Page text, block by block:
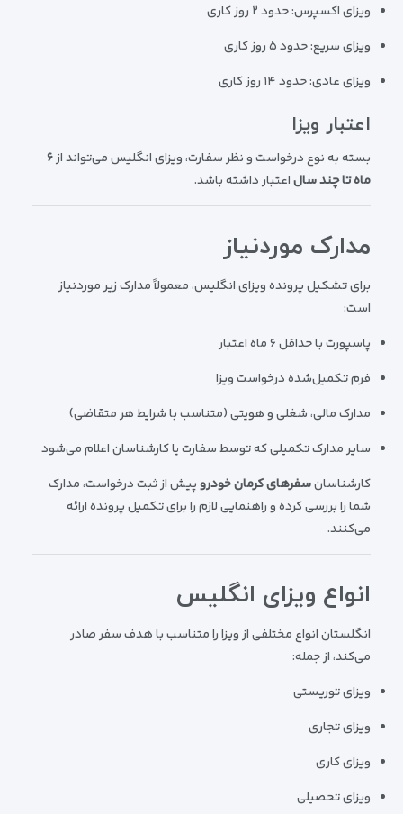
ویزای اکسپرس: حدود ۲ روز کاری
ویزای سریع: حدود ۵ روز کاری
ویزای عادی: حدود ۱۴ روز کاری
اعتبار ویزا
بسته به نوع درخواست و نظر سفارت، ویزای انگلیس می‌تواند از۶
ماه تا چند سالاعتبار داشته باشد.
مدارک موردنیاز
برای تشکیل پرونده ویزای انگلیس، معمولاً مدارک زیر موردنیاز
است:
پاسپورت با حداقل ۶ ماه اعتبار
فرم تکمیل‌شده درخواست ویزا
مدارک مالی، شغلی و هویتی (متناسب با شرایط هر متقاضی)
سایر مدارک تکمیلی که توسط سفارت یا کارشناسان اعلام می‌شود
کارشناسانسفرهای کرمان خودروپیش از ثبت درخواست، مدارک
شما را بررسی کرده و راهنمایی لازم را برای تکمیل پرونده ارائه
می‌کنند.
انواع ویزای انگلیس
انگلستان انواع مختلفی از ویزا را متناسب با هدف سفر صادر
می‌کند، از جمله:
ویزای توریستی
ویزای تجاری
ویزای کاری
ویزای تحصیلی